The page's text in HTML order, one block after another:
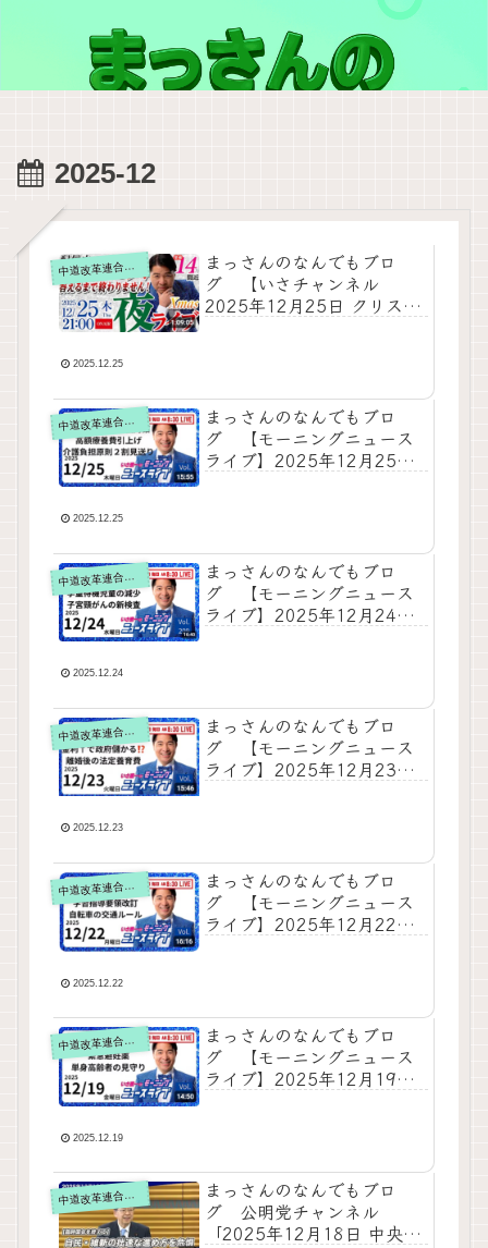
2025-12
中道改革連合の動画をテキスト要約
まっさんのなんでもブロ
グ 【いさチャンネル
2025年12月25日 クリスマ
ク！配信中コメント100人
答えるまで終わりませ
ん！」をテキスト要約
2025.12.25
中道改革連合の動画をテキスト要約
まっさんのなんでもブロ
グ 【モーニングニュース
ライブ】2025年12月25日
チェック【 10分解説 / 政治
ニュース / 生配信 】をテキ
スト要約
2025.12.25
中道改革連合の動画をテキスト要約
まっさんのなんでもブロ
グ 【モーニングニュース
ライブ】2025年12月24日
チェック【 10分解説 / 政治
ニュース / 生配信 】をテキ
スト要約
2025.12.24
中道改革連合の動画をテキスト要約
まっさんのなんでもブロ
グ 【モーニングニュース
ライブ】2025年12月23日
チェック【 10分解説 / 政治
ニュース / 生配信 】をテキ
スト要約
2025.12.23
中道改革連合の動画をテキスト要約
まっさんのなんでもブロ
グ 【モーニングニュース
ライブ】2025年12月22日
ュースチェック【 10分解説
/ 政治ニュース / 生配信 】
をテキスト要約
2025.12.22
中道改革連合の動画をテキスト要約
まっさんのなんでもブロ
グ 【モーニングニュース
ライブ】2025年12月19日
チェック【 10分解説 / 政治
ニュース / 生配信 / 公明党
動画 】をテキスト要約
2025.12.19
中道改革連合の動画をテキスト要約
まっさんのなんでもブロ
グ 公明党チャンネル
「2025年12月18日 中央幹